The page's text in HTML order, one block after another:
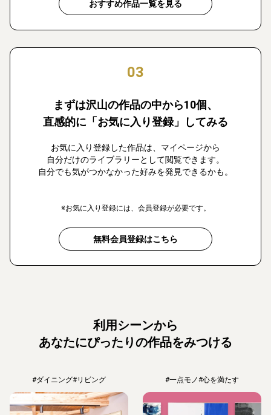
おすすめ作品一覧を見る
03
まずは沢山の作品の中から10個、
直感的に「お気に入り登録」してみる
お気に入り登録した作品は、マイページから
自分だけのライブラリーとして閲覧できます。
自分でも気がつかなかった好みを発見できるかも。
※お気に入り登録には、会員登録が必要です。
無料会員登録はこちら
利用シーンから
あなたにぴったりの作品をみつける
#ダイニング#リビング #一点モノ#心を満たす